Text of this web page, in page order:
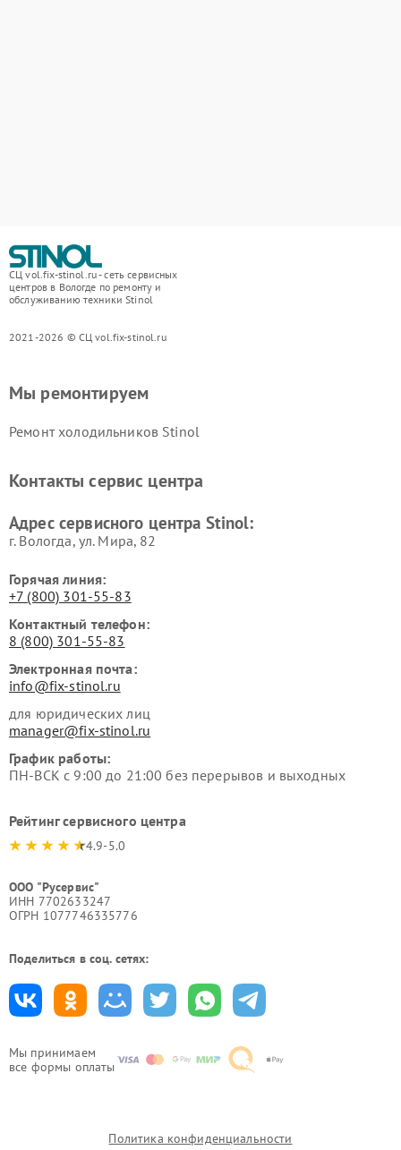
СЦ vol.fix-stinol.ru - сеть сервисных
центров в Вологде по ремонту и
обслуживанию техники Stinol
2021-2026 © СЦ vol.fix-stinol.ru
Мы принимаем
все формы оплаты
Мы ремонтируем
Ремонт холодильников Stinol
Контакты сервис центра
Адрес сервисного центра Stinol:
г. Вологда, ул. Мира, 82
Горячая линия:
+7 (800) 301-55-83
Контактный телефон:
8 (800) 301-55-83
Электронная почта:
info@fix-stinol.ru
для юридических лиц
manager@fix-stinol.ru
График работы:
ПН-ВСК с 9:00 до 21:00 без перерывов и выходных
Рейтинг сервисного центра
4.9-5.0
ООО "Русервис"
ИНН 7702633247
ОГРН 1077746335776
Поделиться в соц. сетях:
Политика конфиденциальности